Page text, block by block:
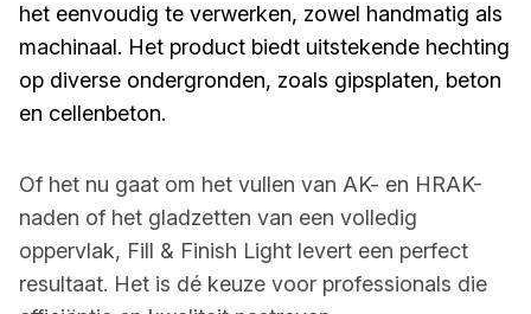
het eenvoudig te verwerken, zowel handmatig als
machinaal. Het product biedt uitstekende hechting
op diverse ondergronden, zoals gipsplaten, beton
en cellenbeton.
Of het nu gaat om het vullen van AK- en HRAK-
naden of het gladzetten van een volledig
oppervlak, Fill & Finish Light levert een perfect
resultaat. Het is dé keuze voor professionals die